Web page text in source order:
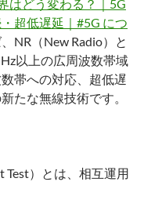
はどう変わる？｜5G
超低遅延｜#5G につ
NR（New Radio）と
以上の広周波数帯域
帯への対応、超低遅
たな無線技術です。
）とは、相互運用